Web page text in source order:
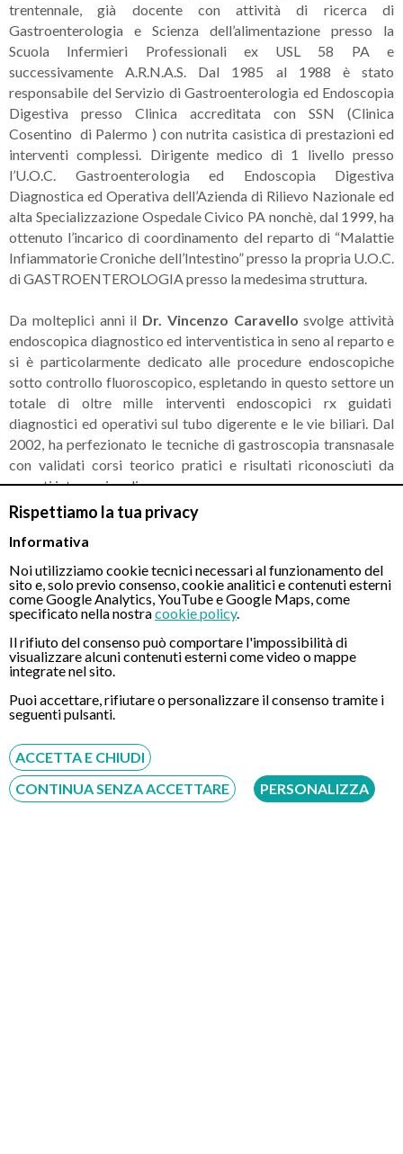
Rispettiamo la tua privacy
Informativa
Noi utilizziamo cookie tecnici necessari al funzionamento del
sito e, solo previo consenso, cookie analitici e contenuti esterni
come Google Analytics, YouTube e Google Maps, come
specificato nella nostracookie policy.
Il rifiuto del consenso può comportare l'impossibilità di
visualizzare alcuni contenuti esterni come video o mappe
integrate nel sito.
Puoi accettare, rifiutare o personalizzare il consenso tramite i
seguenti pulsanti.
ACCETTA E CHIUDI
CONTINUA SENZA ACCETTARE
PERSONALIZZA
trentennale, già docente con attività di ricerca di
Gastroenterologia e Scienza dell’alimentazione presso la
Scuola Infermieri Professionali ex USL 58 PA e
successivamente A.R.N.A.S. Dal 1985 al 1988 è stato
responsabile del Servizio di Gastroenterologia ed Endoscopia
Digestiva presso Clinica accreditata con SSN (Clinica
Cosentino di Palermo ) con nutrita casistica di prestazioni ed
interventi complessi. Dirigente medico di 1 livello presso
l’U.O.C. Gastroenterologia ed Endoscopia Digestiva
Diagnostica ed Operativa dell’Azienda di Rilievo Nazionale ed
alta Specializzazione Ospedale Civico PA nonchè, dal 1999, ha
ottenuto l’incarico di coordinamento del reparto di “Malattie
Infiammatorie Croniche dell’Intestino” presso la propria U.O.C.
di GASTROENTEROLOGIA presso la medesima struttura.
Da molteplici anni il Dr. Vincenzo Caravello svolge attività
endoscopica diagnostico ed interventistica in seno al reparto e
si è particolarmente dedicato alle procedure endoscopiche
sotto controllo fluoroscopico, espletando in questo settore un
totale di oltre mille interventi endoscopici rx guidati
diagnostici ed operativi sul tubo digerente e le vie biliari. Dal
2002, ha perfezionato le tecniche di gastroscopia transnasale
con validati corsi teorico pratici e risultati riconosciuti da
esperti internazionali.
Dal 1999 il Dr. Vincenzo Caravello
tecniche di gastroscopia transnasale con validati corsi teorico
pratici e risultati riconosciuti da esperti internazionali ed è oggi
ritenuto uno dei migliori esperti della Gastroscopia
Transnasale. Ha scritto oltre 40 articoli scientifici in area
internazionali ed ha svolto molteplici relazioni in meeting e
Congressi anche internazionali.
Verifica su Federazione Nazione Ordine dei Medici –